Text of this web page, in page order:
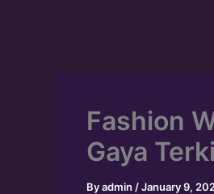
Fashion
Gaya
Byadmin /January 9,